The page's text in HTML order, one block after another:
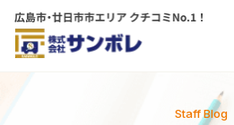
Staff Blog